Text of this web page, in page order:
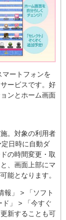
ートフォンを
ービスです。好
ンとホーム画面
。対象の利用者
日時に自動ダ
の時間変更・取
、画面上部にマ
能となります。
報」 > 「ソフト
」 > 「今すぐ
新することも可